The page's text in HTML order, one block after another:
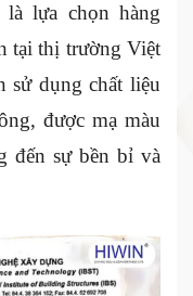
lựa chọn hàng
tại thị trường Việt
sử dụng chất liệu
được mạ màu
đến sự bền bỉ và